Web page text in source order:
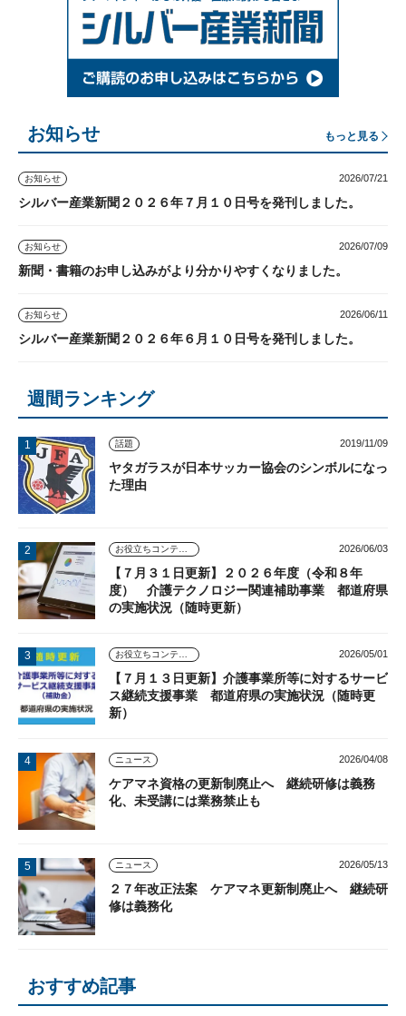
お知らせ もっと見る
お知らせ 2026/07/21
シルバー産業新聞２０２６年７月１０日号を発刊しました。
お知らせ 2026/07/09
新聞・書籍のお申し込みがより分かりやすくなりました。
お知らせ 2026/06/11
シルバー産業新聞２０２６年６月１０日号を発刊しました。
週間ランキング
話題 2019/11/09
ヤタガラスが日本サッカー協会のシンボルになっ
た理由
2026/06/03
【７月３１日更新】２０２６年度（令和８年
度） 介護テクノロジー関連補助事業 都道府県
の実施状況（随時更新）
2026/05/01
【７月１３日更新】介護事業所等に対するサービ
ス継続支援事業 都道府県の実施状況（随時更
新）
ニュース 2026/04/08
ケアマネ資格の更新制廃止へ 継続研修は義務
化、未受講には業務禁止も
ニュース 2026/05/13
２７年改正法案 ケアマネ更新制廃止へ 継続研
修は義務化
おすすめ記事